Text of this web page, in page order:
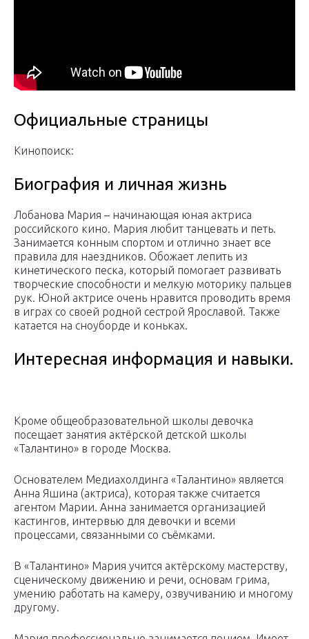
Официальные страницы
Кинопоиск:
Биография и личная жизнь
Лобанова Мария – начинающая юная актриса
российского кино. Мария любит танцевать и петь.
Занимается конным спортом и отлично знает все
правила для наездников. Обожает лепить из
кинетического песка, который помогает развивать
творческие способности и мелкую моторику пальцев
рук. Юной актрисе очень нравится проводить время
в играх со своей родной сестрой Ярославой. Также
катается на сноуборде и коньках.
Интересная информация и навыки.
Кроме общеобразовательной школы девочка
посещает занятия актёрской детской школы
«Талантино» в городе Москва.
Основателем Медиахолдинга «Талантино» является
Анна Яшина (актриса), которая также считается
агентом Марии. Анна занимается организацией
кастингов, интервью для девочки и всеми
процессами, связанными со съёмками.
В «Талантино» Мария учится актёрскому мастерству,
сценическому движению и речи, основам грима,
умению работать на камеру, озвучиванию и многому
другому.